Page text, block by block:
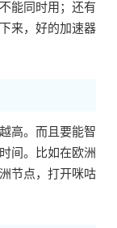
能同时用；还有
来，好的加速器
高。而且要能智
间。比如在欧洲
节点，打开咪咕